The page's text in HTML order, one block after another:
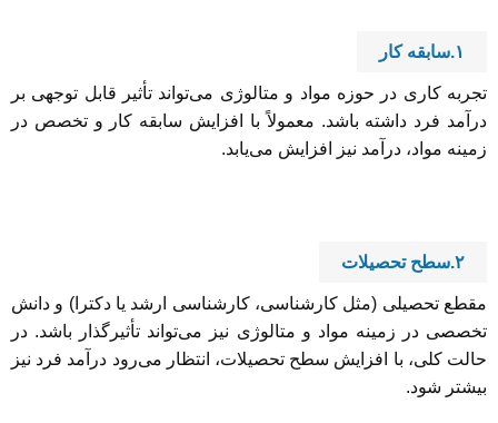
۱.سابقه کار
تجربه کاری در حوزه مواد و متالوژی می‌تواند تأثیر قابل توجهی بر
درآمد فرد داشته باشد. معمولاً با افزایش سابقه کار و تخصص در
زمینه مواد، درآمد نیز افزایش می‌یابد.
۲.سطح تحصیلات
مقطع تحصیلی (مثل کارشناسی، کارشناسی ارشد یا دکترا) و دانش
تخصصی در زمینه مواد و متالوژی نیز می‌تواند تأثیرگذار باشد. در
حالت کلی، با افزایش سطح تحصیلات، انتظار می‌رود درآمد فرد نیز
بیشتر شود.